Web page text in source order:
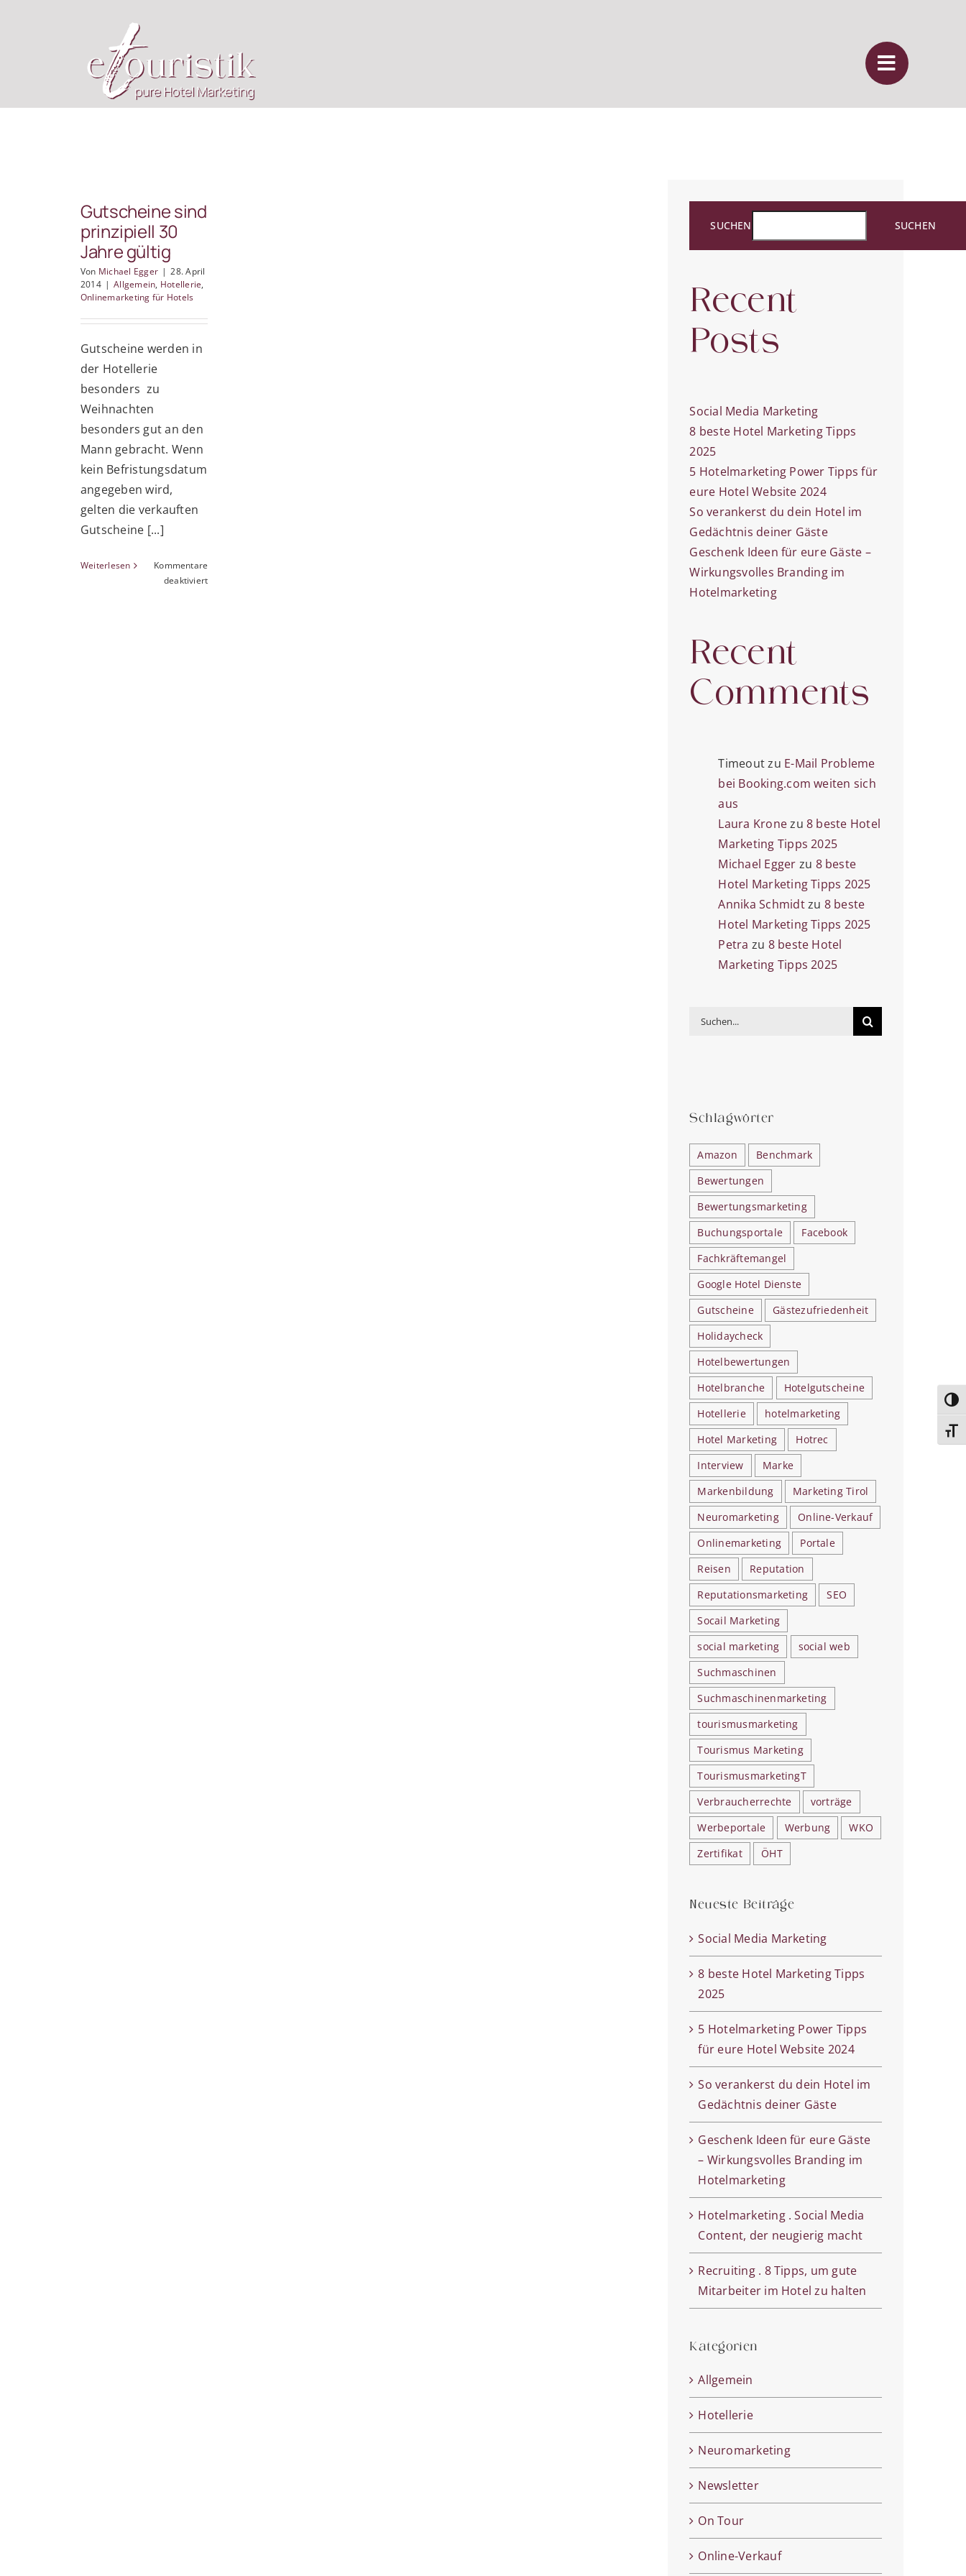
Gutscheine sind
prinzipiell 30
Jahre gültig
Von Michael Egger | 28. April
2014 | Allgemein, Hotellerie,
Onlinemarketing für Hotels
Gutscheine werden in
der Hotellerie
besonders zu
Weihnachten
besonders gut an den
Mann gebracht. Wenn
kein Befristungsdatum
angegeben wird,
gelten die verkauften
Gutscheine [...]
Weiterlesen
Kommentare
deaktiviertfür
SUCHEN SUCHEN
Recent
Posts
Social Media Marketing
8 beste Hotel Marketing Tipps
2025
5 Hotelmarketing Power Tipps für
eure Hotel Website 2024
So verankerst du dein Hotel im
Gedächtnis deiner Gäste
Geschenk Ideen für eure Gäste –
Wirkungsvolles Branding im
Hotelmarketing
Recent
Comments
Timeoutzu E-Mail Probleme
bei Booking.com weiten sich
aus
Laura Kronezu8 beste Hotel
Marketing Tipps 2025
Michael Egger zu 8 beste
Hotel Marketing Tipps 2025
Annika Schmidtzu 8 beste
Hotel Marketing Tipps 2025
Petra zu 8 beste Hotel
Marketing Tipps 2025
Suche
Schlagwörter
Amazon
Benchmark
Bewertungen
Bewertungsmarketing
Buchungsportale
Facebook
Fachkräftemangel
Google Hotel Dienste
Gutscheine
Gästezufriedenheit
Holidaycheck
Hotelbewertungen
Hotelbranche
Hotelgutscheine
Hotellerie
hotelmarketing
Hotel Marketing
Hotrec
Interview
Marke
Markenbildung
Marketing Tirol
Neuromarketing
Online-Verkauf
Onlinemarketing
Portale
Reisen
Reputation
Reputationsmarketing
SEO
Socail Marketing
social marketing
social web
Suchmaschinen
Suchmaschinenmarketing
tourismusmarketing
Tourismus Marketing
TourismusmarketingT
Verbraucherrechte
vorträge
Werbeportale
Werbung
WKO
Zertifikat
ÖHT
Neueste Beiträge
Social Media Marketing
8 beste Hotel Marketing Tipps
2025
5 Hotelmarketing Power Tipps
für eure Hotel Website 2024
So verankerst du dein Hotel im
Gedächtnis deiner Gäste
Geschenk Ideen für eure Gäste
– Wirkungsvolles Branding im
Hotelmarketing
Hotelmarketing . Social Media
Content, der neugierig macht
Recruiting . 8 Tipps, um gute
Mitarbeiter im Hotel zu halten
Kategorien
Allgemein
Hotellerie
Neuromarketing
Newsletter
On Tour
Online-Verkauf